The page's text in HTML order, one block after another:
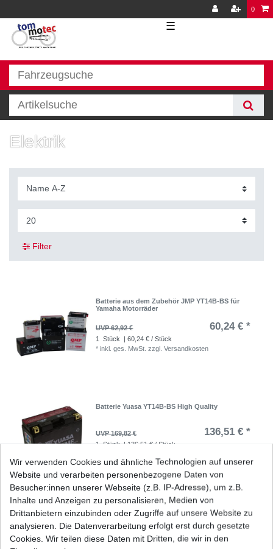
0
☰
Elektrik
Filter
Batterie aus dem Zubehör JMP YT14B-BS für
Yamaha Motorräder
UVP 62,92 € 60,24 € *
1 Stück
| 60,24 € / Stück
*inkl. ges. MwSt. zzgl.Versandkosten
Batterie Yuasa YT14B-BS High Quality
UVP 169,82 € 136,51 € *
1 Stück | 136,51 € / Stück
Dichtung Lichtmaschine Yamaha FJR 1300 RP0
RP1 RP2 2001-2021
UVP 16,48 € 14,96 € *
Wir verwenden Cookies und ähnliche Technologien auf unserer
Website und verarbeiten personenbezogene Daten von
Besucher:innen unserer Webseite (z.B. IP-Adresse), um z.B.
Inhalte und Anzeigen zu personalisieren, Medien von
Drittanbietern einzubinden oder Zugriffe auf unsere Website zu
analysieren. Die Datenverarbeitung erfolgt erst durch gesetzte
Cookies. Wir teilen diese Daten mit Dritten, die wir in den